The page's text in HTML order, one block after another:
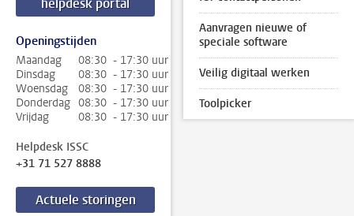
Openingstijden
Maandag
08:30 - 17:30 uur
Dinsdag
08:30 - 17:30 uur
Woensdag
08:30 - 17:30 uur
Donderdag 08:30 - 17:30 uur
Vrijdag
08:30 - 17:30 uur
Helpdesk ISSC
+31 71 527 8888
Actuele storingen
Aanvragen nieuwe of
speciale software
Veilig digitaal werken
Toolpicker